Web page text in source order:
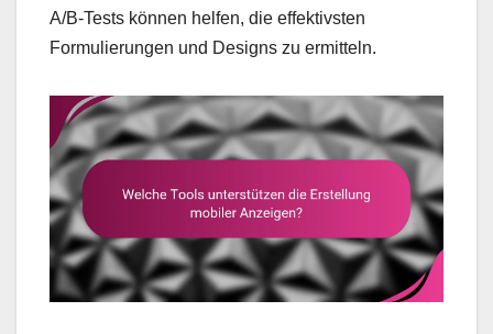
A/B-Tests können helfen, die effektivsten
Formulierungen und Designs zu ermitteln.